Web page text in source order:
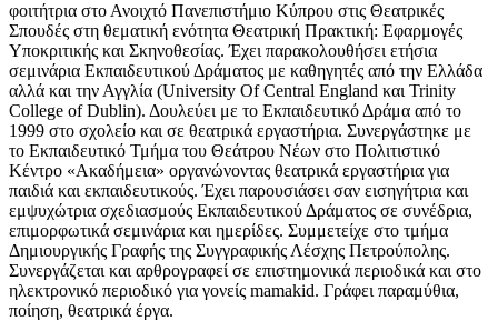
φοιτήτρια στο Ανοιχτό Πανεπιστήμιο Κύπρου στις Θεατρικές
Σπουδές στη θεματική ενότητα Θεατρική Πρακτική: Εφαρμογές
Υποκριτικής και Σκηνοθεσίας. Έχει παρακολουθήσει ετήσια
σεμινάρια Εκπαιδευτικού Δράματος με καθηγητές από την Ελλάδα
αλλά και την Αγγλία (University Of Central England και Trinity
College of Dublin). Δουλεύει με το Εκπαιδευτικό Δράμα από το
1999 στο σχολείο και σε θεατρικά εργαστήρια. Συνεργάστηκε με
το Εκπαιδευτικό Τμήμα του Θεάτρου Νέων στο Πολιτιστικό
Κέντρο «Ακαδήμεια» οργανώνοντας θεατρικά εργαστήρια για
παιδιά και εκπαιδευτικούς. Έχει παρουσιάσει σαν εισηγήτρια και
εμψυχώτρια σχεδιασμούς Εκπαιδευτικού Δράματος σε συνέδρια,
επιμορφωτικά σεμινάρια και ημερίδες. Συμμετείχε στο τμήμα
Δημιουργικής Γραφής της Συγγραφικής Λέσχης Πετρούπολης.
Συνεργάζεται και αρθρογραφεί σε επιστημονικά περιοδικά και στο
ηλεκτρονικό περιοδικό για γονείς mamakid. Γράφει παραμύθια,
ποίηση, θεατρικά έργα.